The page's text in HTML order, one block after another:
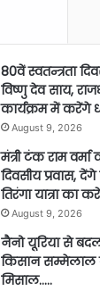
80वें स्वतन्त्रता
विष्णु देव साय,
कार्यक्रम में करेंगे
August 9, 2026
मंत्री टंक राम
दिवसीय प्रवास,
तिरंगा यात्रा का
August 9, 2026
नैनो यूरिया से
किसान सम्मेलाल
मिसाल…..